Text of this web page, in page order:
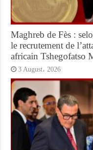
Maghreb de Fès :
le recrutement de
africain Tshegofatso
3 August، 2026